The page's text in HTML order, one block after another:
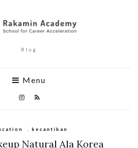
Blog
Menu
kecantikan
Natural Ala Korea